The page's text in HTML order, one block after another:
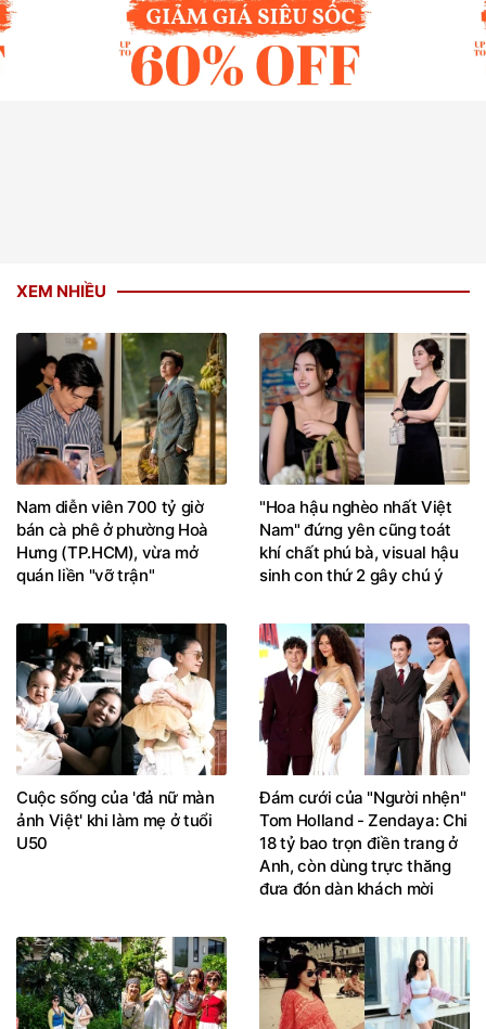
XEM NHIỀU
Nam diễn viên 700 tỷ giờ
bán cà phê ở phường Hoà
Hưng (TP.HCM), vừa mở
quán liền "vỡ trận"
"Hoa hậu nghèo nhất Việt
Nam" đứng yên cũng toát
khí chất phú bà, visual hậu
sinh con thứ 2 gây chú ý
Cuộc sống của 'đả nữ màn
ảnh Việt' khi làm mẹ ở tuổi
U50
Đám cưới của "Người nhện"
Tom Holland - Zendaya: Chi
18 tỷ bao trọn điền trang ở
Anh, còn dùng trực thăng
đưa đón dàn khách mời